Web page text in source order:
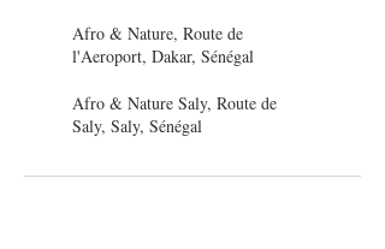
Afro & Nature, Route de
l'Aeroport, Dakar, Sénégal
Afro & Nature Saly, Route de
Saly, Saly, Sénégal